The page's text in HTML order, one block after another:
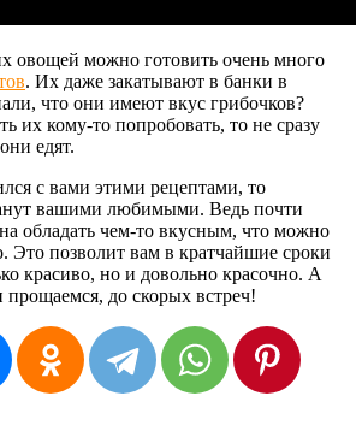
овощей можно готовить очень много
. Их даже закатывают в банки в
что они имеют вкус грибочков?
их кому-то попробовать, то не сразу
едят.
с вами этими рецептами, то
вашими любимыми. Ведь почти
обладать чем-то вкусным, что можно
Это позволит вам в кратчайшие сроки
красиво, но и довольно красочно. А
до скорых встреч!